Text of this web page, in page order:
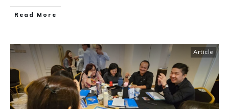
Read More
Article